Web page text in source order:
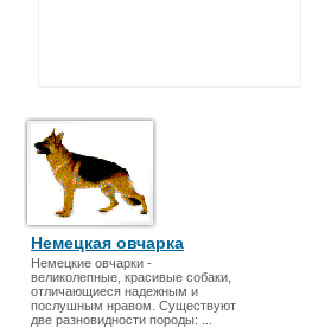
Немецкая овчарка
Немецкие овчарки -
великолепные, красивые собаки,
отличающиеся надежным и
послушным нравом. Существуют
две разновидности породы: ...